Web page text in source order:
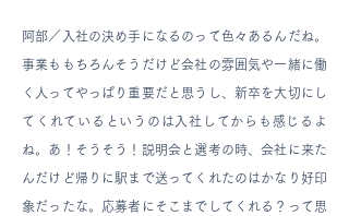
阿部／ 入社の決め手になるのって色々あるんだね。
事業ももちろんそうだけど会社の雰囲気や一緒に働
く人ってやっぱり重要だと思うし、新卒を大切にし
てくれているというのは入社してからも感じるよ
ね。あ！そうそう！説明会と選考の時、会社に来た
んだけど帰りに駅まで送ってくれたのはかなり好印
象だったな。応募者にそこまでしてくれる？って思